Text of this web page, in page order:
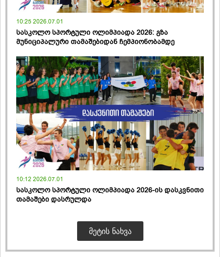
10:25 2026.07.01
სასკოლო სპორტული ოლიმპიადა 2026: გზა
მუნიციპალური თამაშებიდან ჩემპიონობამდე
10:12 2026.07.01
სასკოლო სპორტული ოლიმპიადა 2026-ის დასკვნითი
თამაშები დასრულდა
ᲛᲔᲢᲘᲡ ᲜᲐᲮᲕᲐ